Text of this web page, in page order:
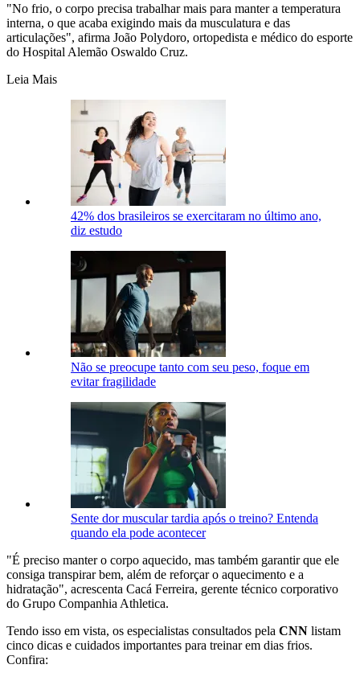
"No frio, o corpo precisa trabalhar mais para manter a temperatura
interna, o que acaba exigindo mais da musculatura e das
articulações", afirma João Polydoro, ortopedista e médico do esporte
do Hospital Alemão Oswaldo Cruz.
Leia Mais
42% dos brasileiros se exercitaram no último ano,
diz estudo
Não se preocupe tanto com seu peso, foque em
evitar fragilidade
Sente dor muscular tardia após o treino? Entenda
quando ela pode acontecer
"É preciso manter o corpo aquecido, mas também garantir que ele
consiga transpirar bem, além de reforçar o aquecimento e a
hidratação", acrescenta Cacá Ferreira, gerente técnico corporativo
do Grupo Companhia Athletica.
Tendo isso em vista, os especialistas consultados pela CNN listam
cinco dicas e cuidados importantes para treinar em dias frios.
Confira: